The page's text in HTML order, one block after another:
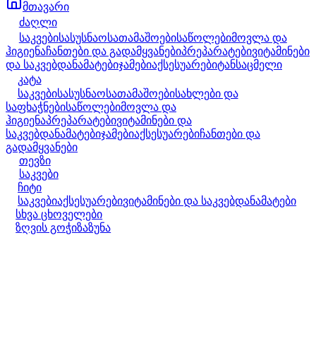
მთავარი
ძაღლი
საკვებისასუსნაოსათამაშოებისაწოლებიმოვლა და
ჰიგიენაჩანთები და გადამყვანებიპრეპარატებივიტამინები
და საკვებდანამატებიჯამებიაქსესუარებიტანსაცმელი
კატა
საკვებისასუსნაოსათამაშოებისახლები და
საფხაჭნებისაწოლებიმოვლა და
ჰიგიენაპრეპარატებივიტამინები და
საკვებდანამატებიჯამებიაქსესუარებიჩანთები და
გადამყვანები
თევზი
საკვები
ჩიტი
საკვებიაქსესუარებივიტამინები და საკვებდანამატები
სხვა ცხოველები
ზღვის გოჭიზაზუნა